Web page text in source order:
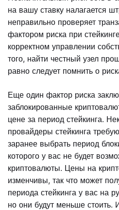
на вашу ставку налагается
неправильно проверяет
фактором риска при
корректном управлении
того, найти честный узел
равно следует помнить о
Еще один фактор риска
заблокированные
цене за период стейкинга.
провайдеры стейкинга
заранее выбрать период
которого у вас не будет
криптовалюты. Цены на
изменчивы, так что может
периода стейкинга у вас на
но они будут меньше стоить.